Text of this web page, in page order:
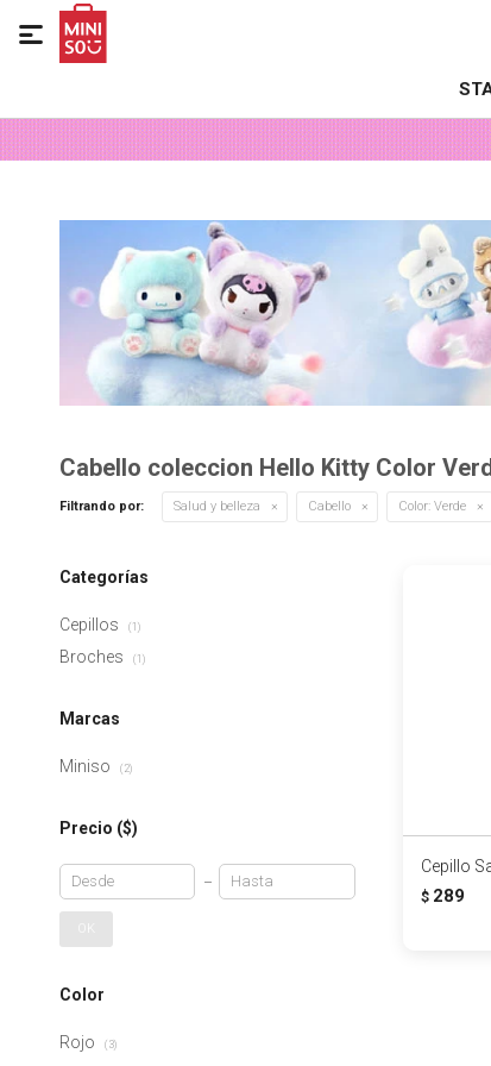

Cabello coleccion Hello Kitty Color
Filtrando por: Salud y belleza Cabello Color: Verde
Cepillo
$ 289
Categorías
Cepillos (1)
Broches (1)
Marcas
Miniso (2)
Precio ($)
OK
Color
Rojo (3)